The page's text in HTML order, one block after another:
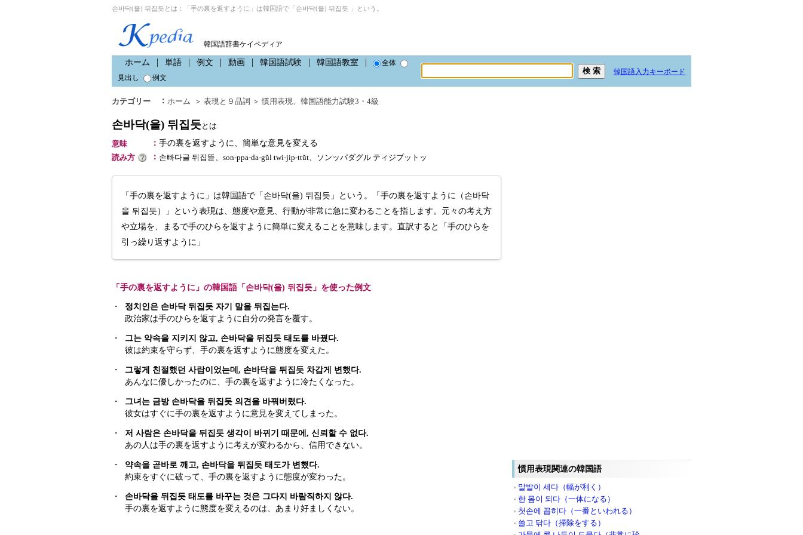
손바닥(을) 뒤집듯とは：「手の裏を返すように」は韓国語で「손바닥(을) 뒤집듯 」という。
韓国語辞書ケイペディア
ホーム 単語 例文 動画 韓国語試験 韓国語教室
全体
見出し
例文
韓国語入力キーボード
カテゴリー ： ホーム ＞ 表現と９品詞 ＞ 慣用表現、 韓国語能力試験3・4級
손바닥(을) 뒤집듯とは
意味
： 手の裏を返すように、簡単な意見を変える
読み方
： 손빠다글 뒤집뜯、son-ppa-da-gŭl twi-jip-ttŭt、ソンッパダグル ティジプットッ
「手の裏を返すように」は韓国語で「손바닥(을) 뒤집듯」という。「手の裏を返すように（손바닥
을 뒤집듯）」という表現は、態度や意見、行動が非常に急に変わることを指します。元々の考え方
や立場を、まるで手のひらを返すように簡単に変えることを意味します。直訳すると「手のひらを
引っ繰り返すように」
「手の裏を返すように」の韓国語「손바닥(을) 뒤집듯」を使った例文
・
정치인은 손바닥 뒤집듯 자기 말을 뒤집는다.
政治家は手のひらを返すように自分の発言を覆す。
・
그는 약속을 지키지 않고, 손바닥을 뒤집듯 태도를 바꿨다.
彼は約束を守らず、手の裏を返すように態度を変えた。
・
그렇게 친절했던 사람이었는데, 손바닥을 뒤집듯 차갑게 변했다.
あんなに優しかったのに、手の裏を返すように冷たくなった。
・
그녀는 금방 손바닥을 뒤집듯 의견을 바꿔버렸다.
彼女はすぐに手の裏を返すように意見を変えてしまった。
・
저 사람은 손바닥을 뒤집듯 생각이 바뀌기 때문에, 신뢰할 수 없다.
あの人は手の裏を返すように考えが変わるから、信用できない。
・
약속을 곧바로 깨고, 손바닥을 뒤집듯 태도가 변했다.
約束をすぐに破って、手の裏を返すように態度が変わった。
・
손바닥을 뒤집듯 태도를 바꾸는 것은 그다지 바람직하지 않다.
手の裏を返すように態度を変えるのは、あまり好ましくない。
慣用表現関連の韓国語
말발이 세다（幅が利く）
한 몸이 되다（一体になる）
첫손에 꼽히다（一番といわれる）
쓸고 닦다（掃除をする）